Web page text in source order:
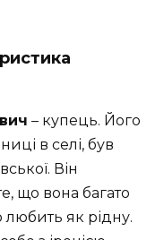
– купець. Його
в селі, був
Він
що вона багато
любить як рідну.